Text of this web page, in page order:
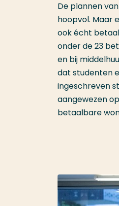
De plannen
hoopvol. Maar
ook écht
onder de 23
en bij
dat studenten
ingeschreven
aangewezen
betaalbare